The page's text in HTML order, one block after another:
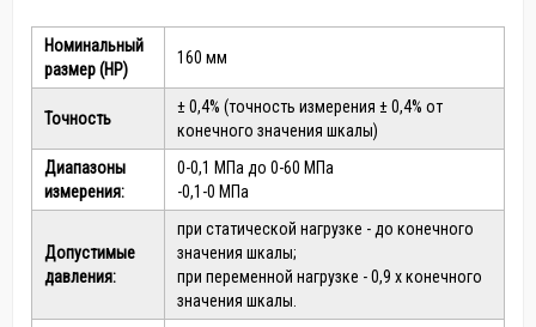
Номинальный
размер (HP)
160 мм
Точность
± 0,4% (точность измерения ± 0,4% от
конечного значения шкалы)
Диапазоны
измерения:
0-0,1 МПа до 0-60 МПа
-0,1-0 МПа
Допустимые
давления:
при статической нагрузке - до конечного
значения шкалы;
при переменной нагрузке - 0,9 х конечного
значения шкалы.